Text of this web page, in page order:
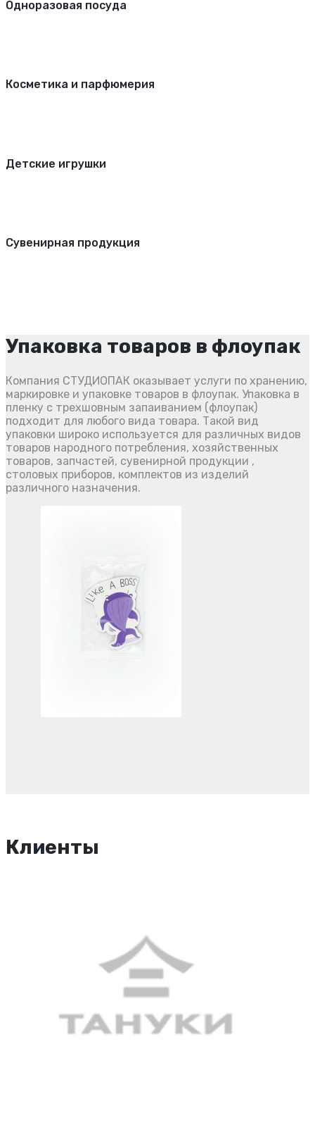
Одноразовая посуда
Косметика и парфюмерия
Детские игрушки
Сувенирная продукция
Упаковка товаров в флоупак
Компания СТУДИОПАК оказывает услуги по хранению,
маркировке и упаковке товаров в флоупак. Упаковка в
пленку с трехшовным запаиванием (флоупак)
подходит для любого вида товара. Такой вид
упаковки широко используется для различных видов
товаров народного потребления, хозяйственных
товаров, запчастей, сувенирной продукции ,
столовых приборов, комплектов из изделий
различного назначения.
Клиенты